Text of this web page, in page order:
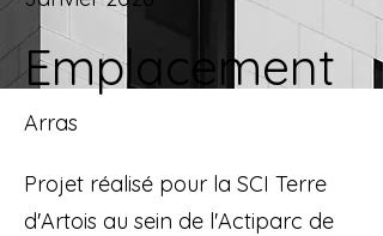
Emplacement
Arras
Projet réalisé pour la SCI Terre
d'Artois au sein de l'Actiparc de